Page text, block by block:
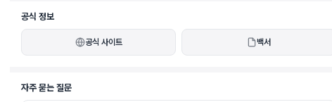
토큰 보유자는 크립토닷컴 앱 내 온체인 볼트 및 기타 프로그램을 통해 LION을 스테이킹하
여 풍성한 토큰 보상, 특별 앱 혜택 및 로디드 라이언즈: 메인 시티 혜택을 받을 수 있습니다.
장기적으로 이 토큰은 보유자에게 거버넌스 권한을 부여하고 로디드 라이언즈 생태계를 만들
공식 정보
공식 사이트 백서
자주 묻는 질문